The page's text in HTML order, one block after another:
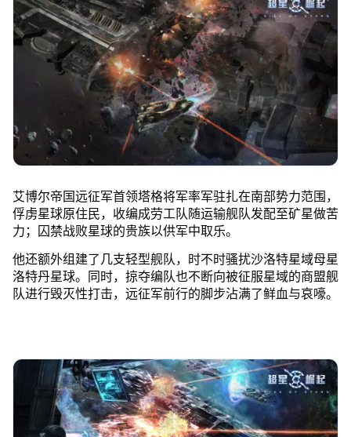
艾博尔帝国远征军首领塔格将军率军驻扎在南部势力范围，
俘虏星球原住民，收编成劳工队随运输舰队发配至矿星做苦
力；囚禁战败星球的贵族以供军中取乐。
他还额外组建了几支轻型舰队，时不时骚扰沙洛特星域母星
洛特丹星球。同时，掠夺编队也不断向被征服星域的商盟舰
队进行毁灭性打击，远征军前行的脚步沾满了鲜血与哀嚎。